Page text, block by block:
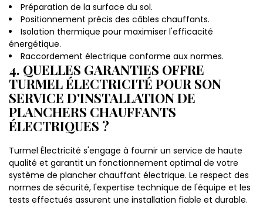
Préparation de la surface du sol.
Positionnement précis des câbles chauffants.
Isolation thermique pour maximiser l'efficacité
énergétique.
Raccordement électrique conforme aux normes.
4. QUELLES GARANTIES OFFRE
TURMEL ÉLECTRICITÉ POUR SON
SERVICE D'INSTALLATION DE
PLANCHERS CHAUFFANTS
ÉLECTRIQUES ?
Turmel Électricité s'engage à fournir un service de haute
qualité et garantit un fonctionnement optimal de votre
système de plancher chauffant électrique. Le respect des
normes de sécurité, l'expertise technique de l'équipe et les
tests effectués assurent une installation fiable et durable.